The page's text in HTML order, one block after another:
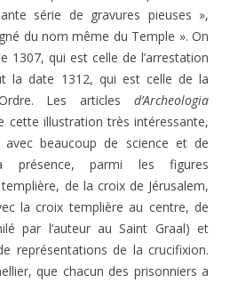
série de gravures pieuses »,
du nom même du Temple ». On
1307, qui est celle de l’arrestation
la date 1312, qui est celle de la
Les articles d’Archeologia
cette illustration très intéressante,
avec beaucoup de science et de
présence, parmi les figures
de la croix de Jérusalem,
la croix templière au centre, de
par l’auteur au Saint Graal) et
représentations de la crucifixion.
que chacun des prisonniers a